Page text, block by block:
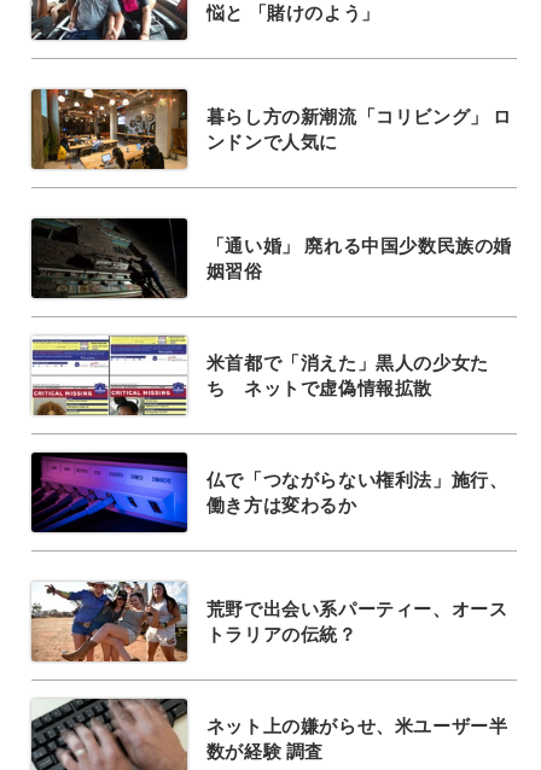
悩と 「賭けのよう」
暮らし方の新潮流「コリビング」 ロ
ンドンで人気に
「通い婚」 廃れる中国少数民族の婚
姻習俗
米首都で「消えた」黒人の少女た
ち ネットで虚偽情報拡散
仏で「つながらない権利法」施行、
働き方は変わるか
荒野で出会い系パーティー、オース
トラリアの伝統？
ネット上の嫌がらせ、米ユーザー半
数が経験 調査